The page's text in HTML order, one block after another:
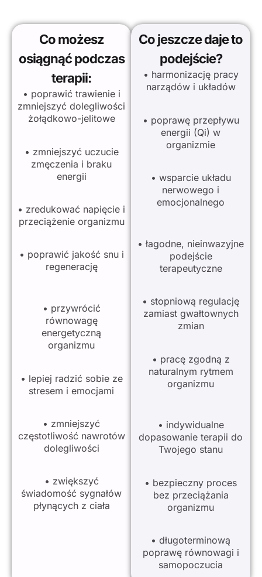
Co możesz
osiągnąć podczas
terapii:
• poprawić trawienie i
zmniejszyć dolegliwości
żołądkowo-jelitowe
• zmniejszyć uczucie
zmęczenia i braku
energii
• zredukować napięcie i
przeciążenie organizmu
• poprawić jakość snu i
regenerację
• przywrócić
równowagę
energetyczną
organizmu
• lepiej radzić sobie ze
stresem i emocjami
• zmniejszyć
częstotliwość nawrotów
dolegliwości
• zwiększyć
świadomość sygnałów
płynących z ciała
Co jeszcze daje to
podejście?
• harmonizację pracy
narządów i układów
• poprawę przepływu
energii (Qi) w
organizmie
• wsparcie układu
nerwowego i
emocjonalnego
• łagodne, nieinwazyjne
podejście
terapeutyczne
• stopniową regulację
zamiast gwałtownych
zmian
• pracę zgodną z
naturalnym rytmem
organizmu
• indywidualne
dopasowanie terapii do
Twojego stanu
• bezpieczny proces
bez przeciążania
organizmu
• długoterminową
poprawę równowagi i
samopoczucia